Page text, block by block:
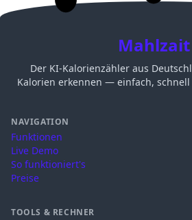
Mahlzait
Der KI-Kalorienzähler aus
Kalorien erkennen — einfach, schnell
NAVIGATION
Funktionen
Live Demo
So funktioniert's
Preise
TOOLS & RECHNER